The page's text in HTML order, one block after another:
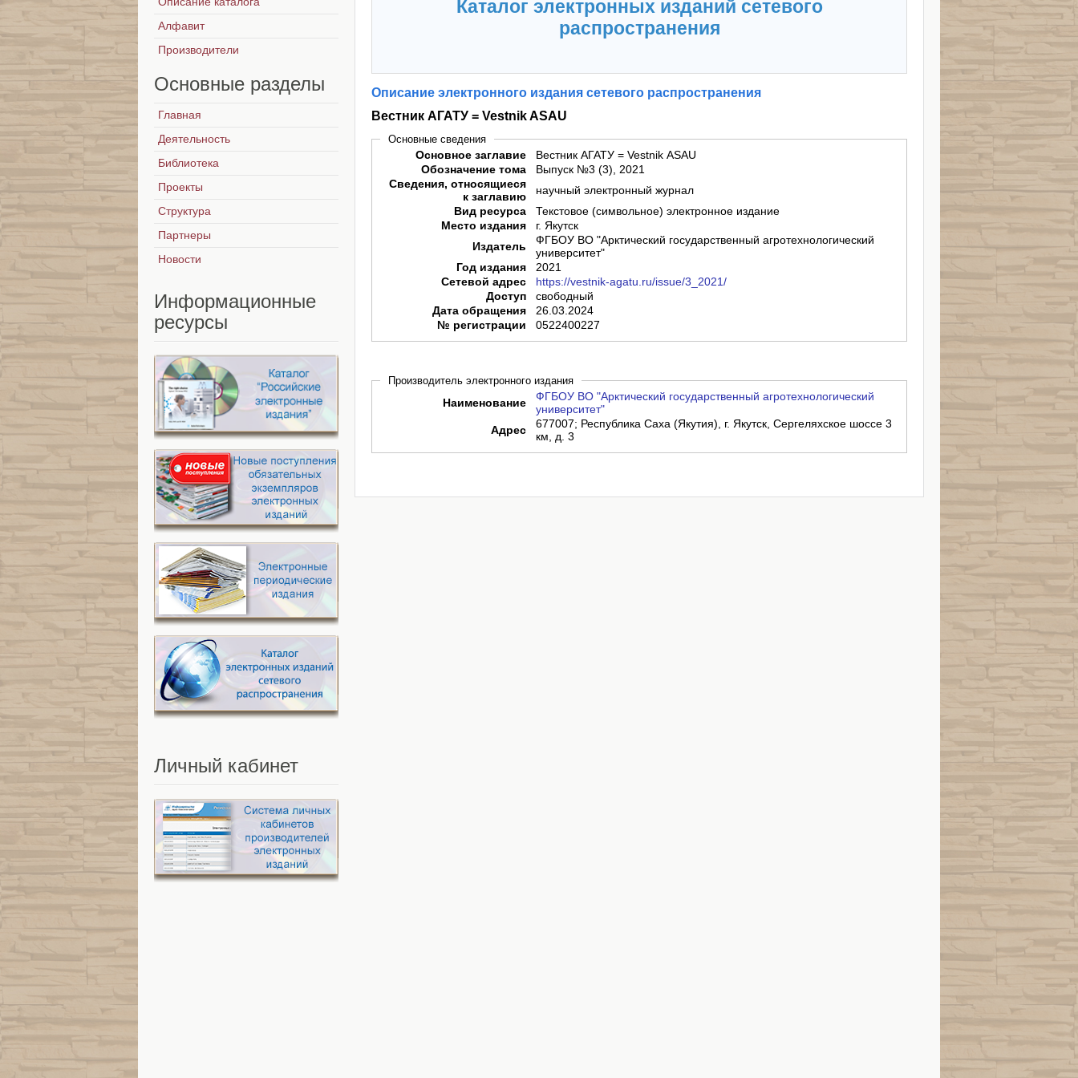
Каталог электронных изданий сетевого
распространения
Описание электронного издания сетевого распространения
Вестник АГАТУ = Vestnik ASAU
Основные сведения
Основное заглавие
Вестник АГАТУ = Vestnik ASAU
Обозначение тома
Выпуск №3 (3), 2021
Сведения, относящиеся
к заглавию
научный электронный журнал
Вид ресурса
Текстовое (символьное) электронное издание
Место издания
г. Якутск
Издатель
ФГБОУ ВО "Арктический государственный агротехнологический
университет"
Год издания
2021
Сетевой адрес
https://vestnik-agatu.ru/issue/3_2021/
Доступ
свободный
Дата обращения
26.03.2024
№ регистрации
0522400227
Производитель электронного издания
Наименование
ФГБОУ ВО "Арктический государственный агротехнологический
университет"
Адрес
677007; Республика Саха (Якутия), г. Якутск, Сергеляхское шоссе 3
км, д. 3
Алфавит
Производители
Основные разделы
Главная
Деятельность
Библиотека
Проекты
Структура
Партнеры
Новости
Информационные
ресурсы
Личный кабинет